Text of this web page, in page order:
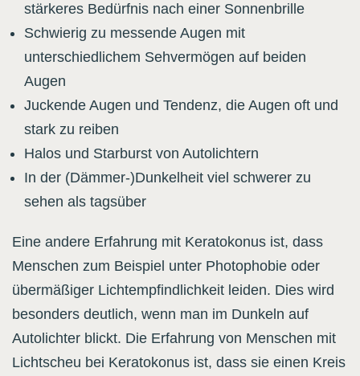
stärkeres Bedürfnis nach einer Sonnenbrille
Schwierig zu messende Augen mit
unterschiedlichem Sehvermögen auf beiden
Augen
Juckende Augen und Tendenz, die Augen oft und
stark zu reiben
Halos und Starburst von Autolichtern
In der (Dämmer-)Dunkelheit viel schwerer zu
sehen als tagsüber
Eine andere Erfahrung mit Keratokonus ist, dass
Menschen zum Beispiel unter Photophobie oder
übermäßiger Lichtempfindlichkeit leiden. Dies wird
besonders deutlich, wenn man im Dunkeln auf
Autolichter blickt. Die Erfahrung von Menschen mit
Lichtscheu bei Keratokonus ist, dass sie einen Kreis